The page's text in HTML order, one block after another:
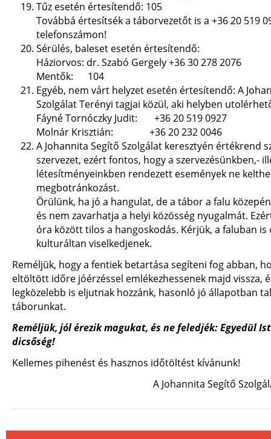
Tűz esetén értesítendő: 105
Továbbá értesítsék a táborvezetőt is a +36 20 519
telefonszámon!
Sérülés, baleset esetén értesítendő:
Háziorvos: dr. Szabó Gergely +36 30 278 2076
Mentők: 104
Egyéb, nem várt helyzet esetén értesítendő: A
Szolgálat Terényi tagjai közül, aki helyben
Fáyné Tornóczky Judit: +36 20 519 0927
Molnár Krisztián: +36 20 232 0046
A Johannita Segítő Szolgálat keresztyén értékrend
szervezet, ezért fontos, hogy a szervezésünkben,-
létesítményeinkben rendezett események ne
megbotránkozást.
Örülünk, ha jó a hangulat, de a tábor a falu
és nem zavarhatja a helyi közösség nyugalmát.
óra között tilos a hangoskodás. Kérjük, a faluban is
kulturáltan viselkedjenek.
Reméljük, hogy a fentiek betartása segíteni fog abban,
eltöltött időre jóérzéssel emlékezhessenek majd vissza,
legközelebb is eljutnak hozzánk, hasonló jó állapotban
táborunkat.
Reméljük, jól érezik magukat, és ne feledjék: Egyedül
dicsőség!
Kellemes pihenést és hasznos időtöltést kívánunk!
A Johannita Segítő